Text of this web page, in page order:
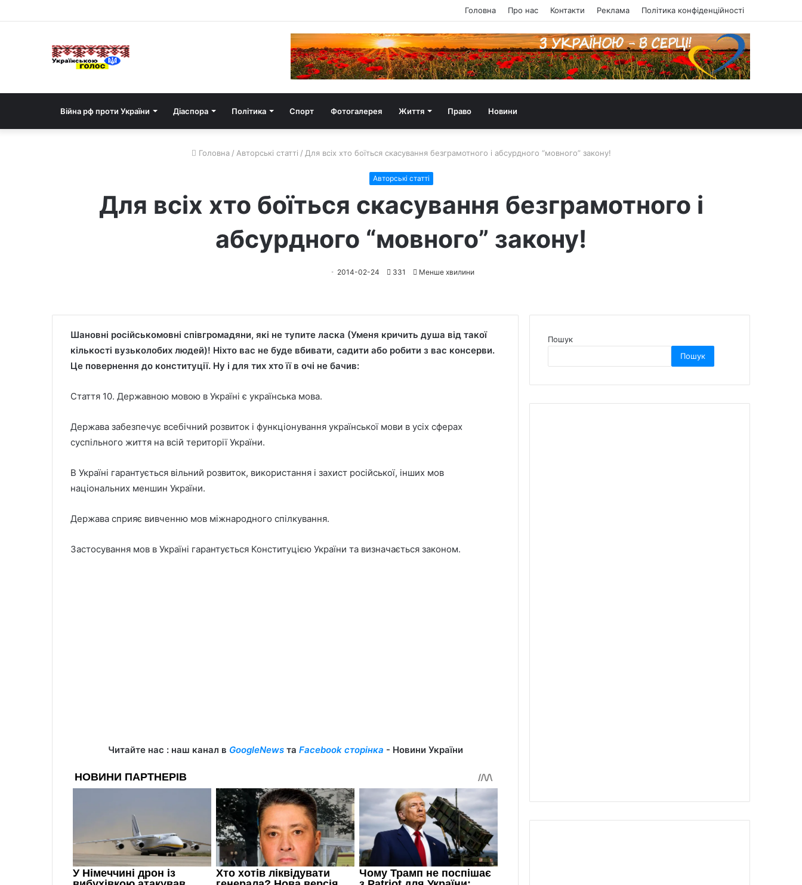
Головна Про нас Контакти Реклама Політика конфіденційності
Війна рф проти України Діаспора Політика Спорт Фотогалерея Життя Право Новини
Головна / Авторські статті / Для всіх хто боїться скасування безграмотного і абсурдного “мовного” закону!
Авторські статті
Для всіх хто боїться скасування безграмотного і
абсурдного “мовного” закону!
2014-02-24 331 Менше хвилини
Шановні російськомовні співгромадяни, які не тупите ласка (Уменя кричить душа від такої
кількості вузьколобих людей)! Ніхто вас не буде вбивати, садити або робити з вас консерви.
Це повернення до конституції. Ну і для тих хто її в очі не бачив:
Стаття 10. Державною мовою в Україні є українська мова.
Держава забезпечує всебічний розвиток і функціонування української мови в усіх сферах
суспільного життя на всій території України.
В Україні гарантується вільний розвиток, використання і захист російської, інших мов
національних меншин України.
Держава сприяє вивченню мов міжнародного спілкування.
Застосування мов в Україні гарантується Конституцією України та визначається законом.
Читайте нас : наш канал в GoogleNewsта Facebook сторінка - Новини України
Пошук
Пошук